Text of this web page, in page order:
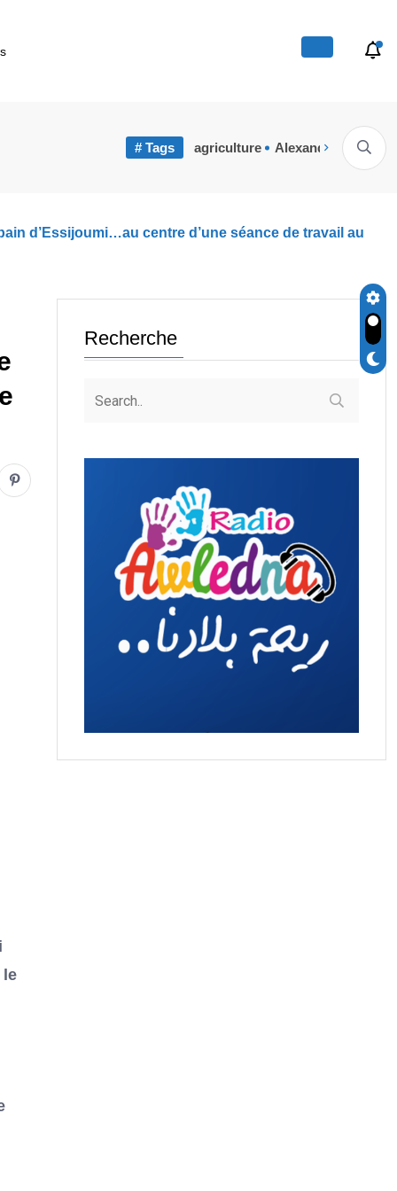
Étudier en France :... FEF Horizon
# Tags
En-
agriculture Alexandrie
d’Essijoumi…au centre d’une séance de travail au
le
Recherche